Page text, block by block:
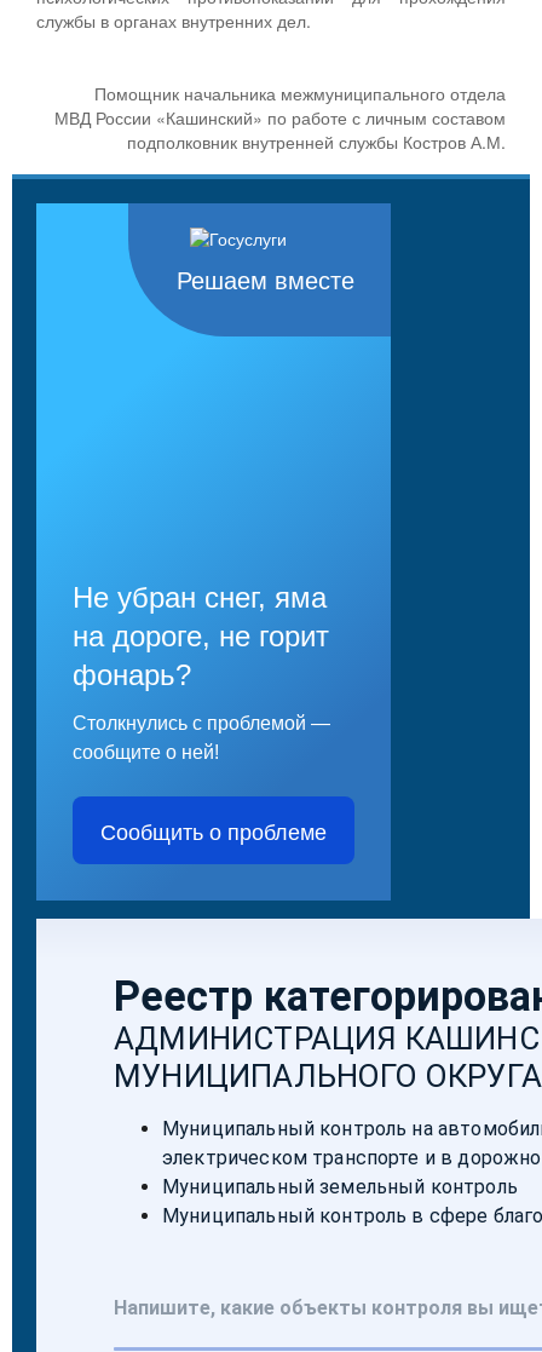
службы в органах внутренних дел.
Помощник начальника межмуниципального отдела
МВД России «Кашинский» по работе с личным составом
подполковник внутренней службы Костров А.М.
Решаем вместе
Не убран снег, яма
на дороге, не горит
фонарь?
Столкнулись с проблемой —
сообщите о ней!
Сообщить о проблеме